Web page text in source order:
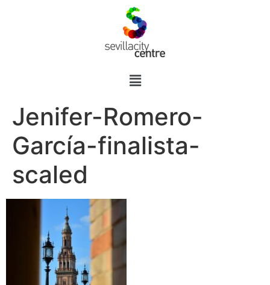
Jenifer-Romero-
García-finalista-
scaled